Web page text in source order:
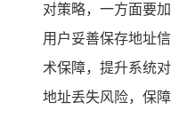
对策略，一方面要
用户妥善保存地址
术保障，提升系统
地址丢失风险，保